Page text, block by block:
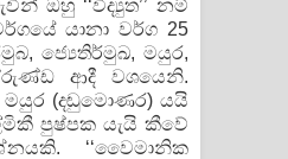
ආදරේ ගීතයේ පද පෙළ
ඔහු ‘‘විද්‍යුත’’ නම්
යානා වර්ග 25
ජ්‍යෙතිර්මුඛ, මයුර,
ආදී වශයෙනි.
මයුර (දඬුමොණර) යයි
පුෂ්පක යැයි කීවේ
‘‘වෛමානික